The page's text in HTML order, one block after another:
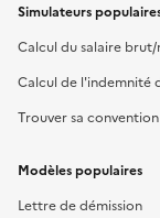
Simulateurs
Calcul du salaire
Calcul de l'indemnité
Trouver sa
Modèles populaires
Lettre de démission